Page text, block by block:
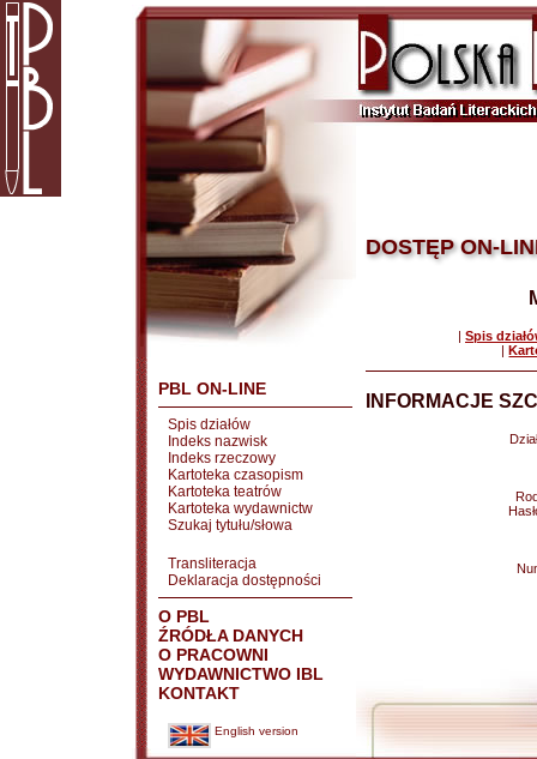
PBL ON-LINE
Spis działów
Indeks nazwisk
Indeks rzeczowy
Kartoteka czasopism
Kartoteka teatrów
Kartoteka wydawnictw
Szukaj tytułu/słowa
Transliteracja
Deklaracja dostępności
O PBL
ŹRÓDŁA DANYCH
O PRACOWNI
WYDAWNICTWO IBL
KONTAKT
English version
DOSTĘP ON-
| Spis
|
INFORMACJE